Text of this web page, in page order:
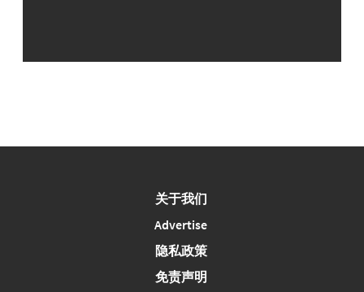
关于我们
Advertise
隐私政策
免责声明